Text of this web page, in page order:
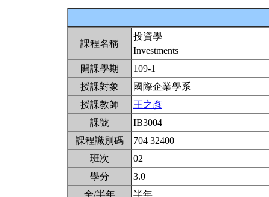
課程名稱
投資學
Investments
開課學期
109-1
授課對象
國際企業學系
授課教師
王之彥
課號
IB3004
課程識別碼
704 32400
班次
02
學分
3.0
全/半年
半年